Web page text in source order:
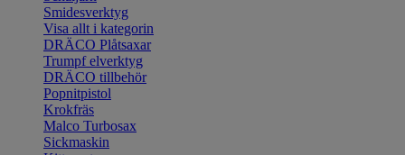
Smidesverktyg
Visa allt i kategorin
DRÄCO Plåtsaxar
Trumpf elverktyg
DRÄCO tillbehör
Popnitpistol
Krokfräs
Malco Turbosax
Sickmaskin